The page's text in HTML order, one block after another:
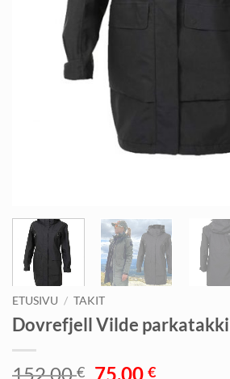
ETUSIVU / TAKIT
Dovrefjell Vilde
152,00€ Alkuperäinen
75,00€Nykyinen